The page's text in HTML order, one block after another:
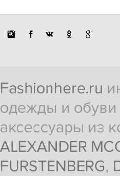
Fashionhere.ru
одежды и обуви
аксессуары из
ALEXANDER
FURSTENBERG,